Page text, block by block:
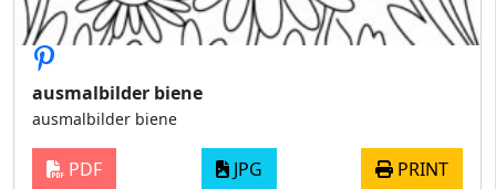
ausmalbilder biene
ausmalbilder biene
PDF JPG PRINT